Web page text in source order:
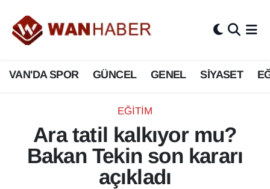
VAN'DA SPOR GÜNCEL GENEL SİYASET
EĞİTİM
Ara tatil kalkıyor mu?
Bakan Tekin son kararı
açıkladı
3.SAYFA
ASAYİŞ
BİLİM VE TEKNOLOJİ
Biyografi
Van Nöbetçi Eczaneler
Van Hava Durumu
Van Namaz Vakitleri
Van Trafik Yoğunluk Haritası
Süper Lig Puan Durumu ve Fikstür